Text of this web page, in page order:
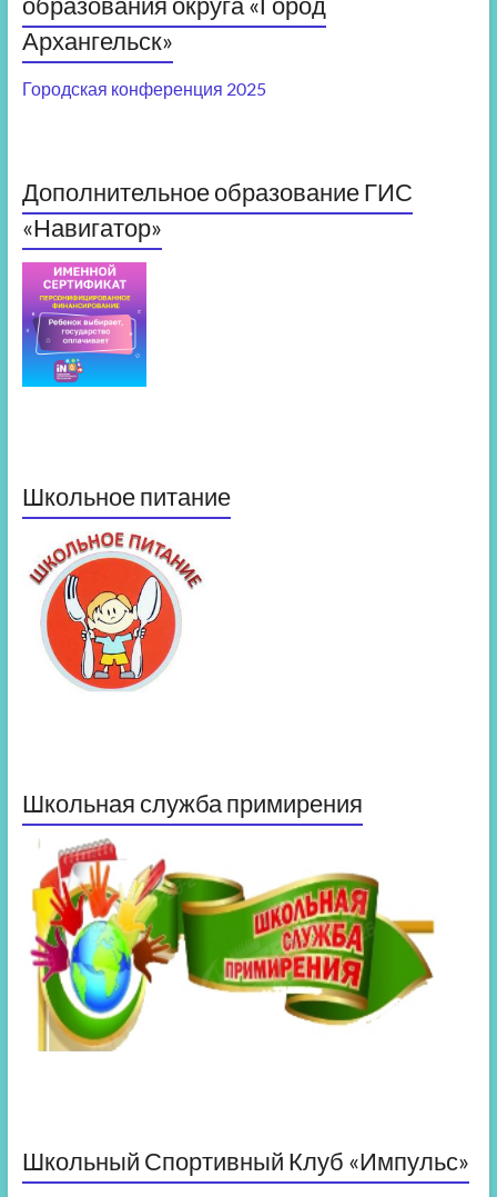
Архангельск»
Городская конференция 2025
Дополнительное образование ГИС
«Навигатор»
Школьное питание
Школьная служба примирения
Школьный Спортивный Клуб «Импульс»